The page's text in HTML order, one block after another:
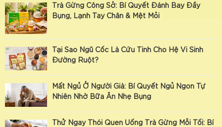
Trà Gừng Công Sở: Bí Quyết Đánh Bay Đầy
Bụng, Lạnh Tay Chân & Mệt Mỏi
Tại Sao Ngũ Cốc Là Cứu Tinh Cho Hệ Vi Sinh
Đường Ruột?
Mất Ngủ Ở Người Già: Bí Quyết Ngủ Ngon Tự
Nhiên Nhờ Bữa Ăn Nhẹ Bụng
Thử Ngay Thói Quen Uống Trà Gừng Mỗi Tối: Bí